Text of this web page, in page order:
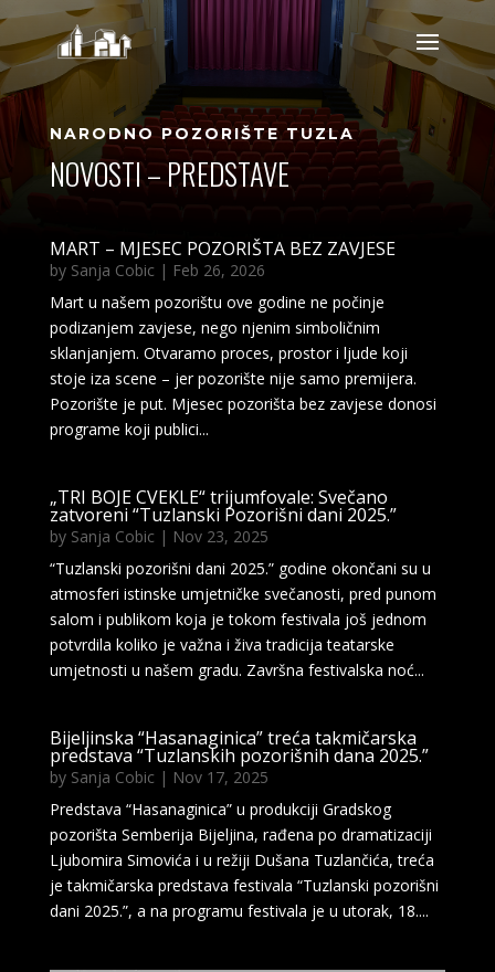
NARODNO POZORIŠTE TUZLA
NOVOSTI – PREDSTAVE
MART – MJESEC POZORIŠTA BEZ ZAVJESE
by Sanja Cobic| Feb 26, 2026
Mart u našem pozorištu ove godine ne počinje
podizanjem zavjese, nego njenim simboličnim
sklanjanjem. Otvaramo proces, prostor i ljude koji
stoje iza scene – jer pozorište nije samo premijera.
Pozorište je put. Mjesec pozorišta bez zavjese donosi
programe koji publici...
„TRI BOJE CVEKLE“ trijumfovale: Svečano
zatvoreni “Tuzlanski Pozorišni dani 2025.”
by Sanja Cobic| Nov 23, 2025
“Tuzlanski pozorišni dani 2025.” godine okončani su u
atmosferi istinske umjetničke svečanosti, pred punom
salom i publikom koja je tokom festivala još jednom
potvrdila koliko je važna i živa tradicija teatarske
umjetnosti u našem gradu. Završna festivalska noć...
Bijeljinska “Hasanaginica” treća takmičarska
predstava “Tuzlanskih pozorišnih dana 2025.”
by Sanja Cobic| Nov 17, 2025
Predstava “Hasanaginica” u produkciji Gradskog
pozorišta Semberija Bijeljina, rađena po dramatizaciji
Ljubomira Simovića i u režiji Dušana Tuzlančića, treća
je takmičarska predstava festivala “Tuzlanski pozorišni
dani 2025.”, a na programu festivala je u utorak, 18....